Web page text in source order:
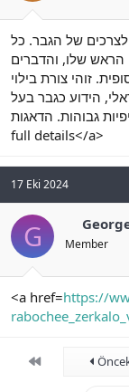
לצרכים של הגבר. כל
הראש שלו, והדברים
זוהי צורת בילוי
הידוע כגבר בעל
full details</a>
17 Eki 2024
G Member
<a href=https://
First